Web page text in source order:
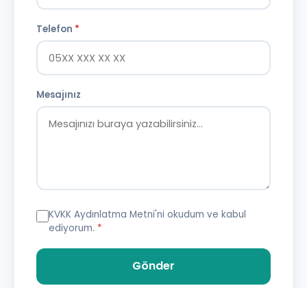
Telefon *
Mesajınız
KVKK Aydınlatma Metni'ni okudum ve kabul
ediyorum. *
Gönder